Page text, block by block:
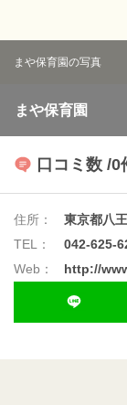
まや保育園の写真
まや保育園
口コミ数 /0
住所：
東京都八
TEL：
042-625-
Web：
http://